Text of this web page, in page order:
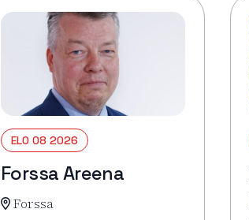
ELO 08 2026
Forssa Areena
Forssa